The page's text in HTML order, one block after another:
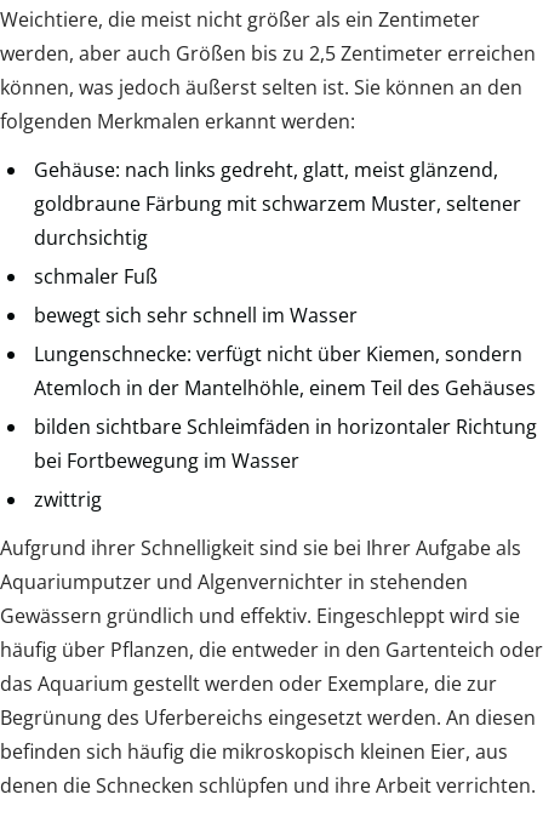
Weichtiere, die meist nicht größer als ein Zentimeter
werden, aber auch Größen bis zu 2,5 Zentimeter erreichen
können, was jedoch äußerst selten ist. Sie können an den
folgenden Merkmalen erkannt werden:
Gehäuse: nach links gedreht, glatt, meist glänzend,
goldbraune Färbung mit schwarzem Muster, seltener
durchsichtig
schmaler Fuß
bewegt sich sehr schnell im Wasser
Lungenschnecke: verfügt nicht über Kiemen, sondern
Atemloch in der Mantelhöhle, einem Teil des Gehäuses
bilden sichtbare Schleimfäden in horizontaler Richtung
bei Fortbewegung im Wasser
zwittrig
Aufgrund ihrer Schnelligkeit sind sie bei Ihrer Aufgabe als
Aquariumputzer und Algenvernichter in stehenden
Gewässern gründlich und effektiv. Eingeschleppt wird sie
häufig über Pflanzen, die entweder in den Gartenteich oder
das Aquarium gestellt werden oder Exemplare, die zur
Begrünung des Uferbereichs eingesetzt werden. An diesen
befinden sich häufig die mikroskopisch kleinen Eier, aus
denen die Schnecken schlüpfen und ihre Arbeit verrichten.